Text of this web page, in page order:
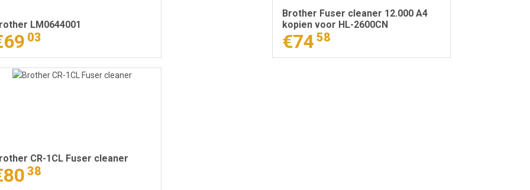
LM0644001
03
Brother Fuser cleaner 12.000 A4
kopien voor HL-2600CN
€74 58
CR-1CL Fuser cleaner
38